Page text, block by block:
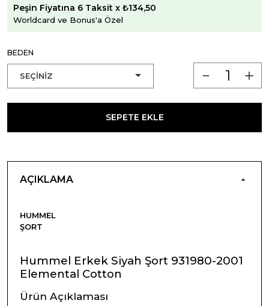
Peşin Fiyatına 6 Taksit x ₺134,50
Worldcard ve Bonus'a Özel
BEDEN
SEPETE EKLE
AÇIKLAMA
HUMMEL
ŞORT
Hummel Erkek Siyah Şort 931980-2001
Elemental Cotton
Ürün Açıklaması